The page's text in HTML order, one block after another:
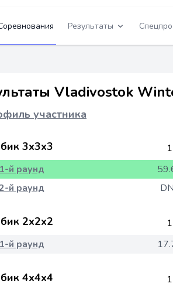
Результаты
Vladivostok
участника
3x3x3 1
1-й раунд
й раунд
2x2x2 1
1-й раунд
4x4x4 1